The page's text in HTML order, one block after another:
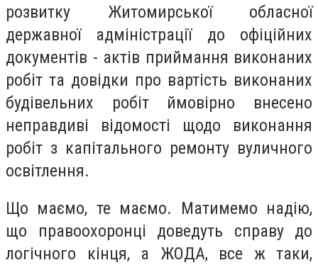
розвитку Житомирської обласної
державної адміністрації до офіційних
документів - актів приймання виконаних
робіт та довідки про вартість виконаних
будівельних робіт ймовірно внесено
неправдиві відомості щодо виконання
робіт з капітального ремонту вуличного
освітлення.
Що маємо, те маємо. Матимемо надію,
що правоохоронці доведуть справу до
логічного кінця, а ЖОДА, все ж таки,